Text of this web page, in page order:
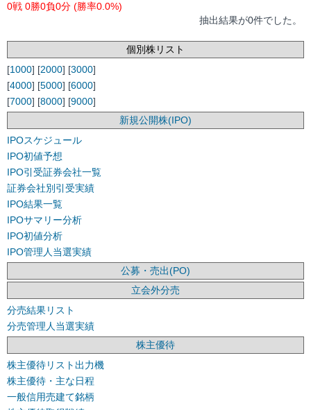
0戦 0勝0負0分 (勝率0.0%)
抽出結果が0件でした。
個別株リスト
[1000] [2000] [3000]
[4000] [5000] [6000]
[7000] [8000] [9000]
新規公開株(IPO)
IPOスケジュール
IPO初値予想
IPO引受証券会社一覧
証券会社別引受実績
IPO結果一覧
IPOサマリー分析
IPO初値分析
IPO管理人当選実績
公募・売出(PO)
立会外分売
分売結果リスト
分売管理人当選実績
株主優待
株主優待リスト出力機
株主優待・主な日程
一般信用売建て銘柄